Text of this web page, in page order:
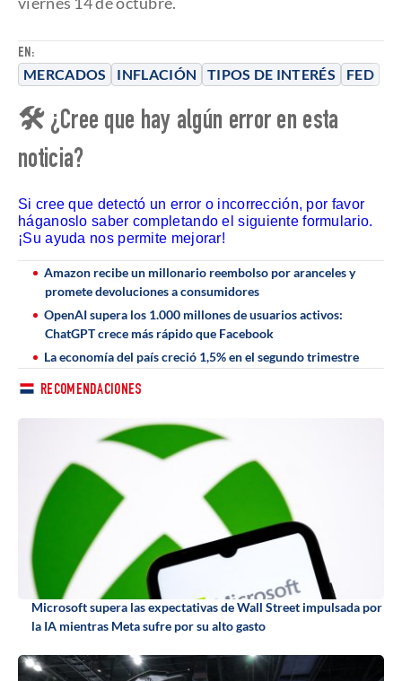
EN:
MERCADOS INFLACIÓN TIPOS DE INTERÉS FED
🛠 ¿Cree que hay algún error en esta
noticia?
Si cree que detectó un error o incorrección, por favor
háganoslo saber completando el siguiente formulario.
¡Su ayuda nos permite mejorar!
Amazon recibe un millonario reembolso por aranceles y
promete devoluciones a consumidores
OpenAI supera los 1.000 millones de usuarios activos:
ChatGPT crece más rápido que Facebook
La economía del país creció 1,5% en el segundo trimestre
RECOMENDACIONES
Microsoft supera las expectativas de Wall Street impulsada por
la IA mientras Meta sufre por su alto gasto